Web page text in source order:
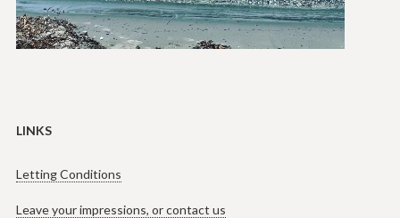
LINKS
Letting Conditions
Leave your impressions, or contact us